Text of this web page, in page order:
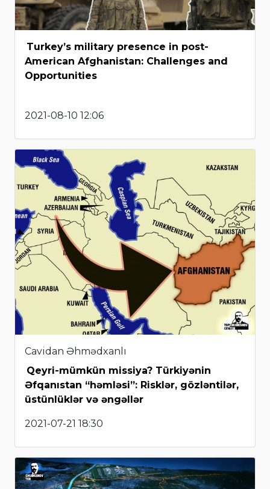
Turkey’s military presence in post-
American Afghanistan: Challenges and
Opportunities
2021-08-10 12:06
Cavidan Əhmədxanlı
Qeyri-mümkün missiya? Türkiyənin
Əfqanıstan “həmləsi”: Risklər, gözləntilər,
üstünlüklər və əngəllər
2021-07-21 18:30